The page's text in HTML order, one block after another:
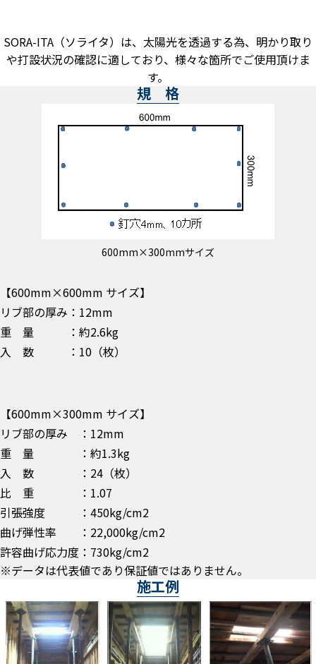
SORA-ITA（ソライタ）は、太陽光を透過する為、明かり取り
や打設状況の確認に適しており、様々な箇所でご使用頂けま
す。
規 格
600mm×300mmサイズ
【600mm×600mm サイズ】
リブ部の厚み：12mm
重 量 ：約2.6kg
入 数 ：10（枚）
【600mm×300mm サイズ】
リブ部の厚み ：12mm
重 量 ：約1.3kg
入 数 ：24（枚）
比 重 ：1.07
引張強度 ：450kg/cm2
曲げ弾性率 ：22,000kg/cm2
許容曲げ応力度：730kg/cm2
※データは代表値であり保証値ではありません。
施工例